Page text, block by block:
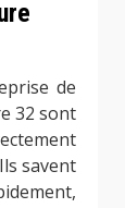
de
32 sont
savent